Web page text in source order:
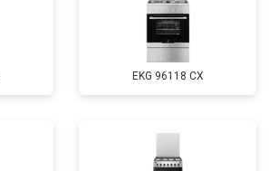
EKG 96118 CX